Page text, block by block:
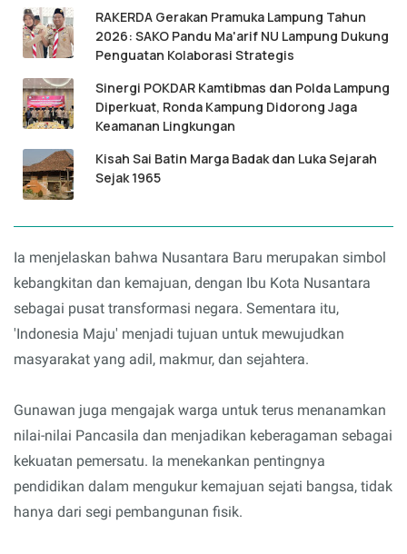
RAKERDA Gerakan Pramuka Lampung Tahun
2026: SAKO Pandu Ma'arif NU Lampung Dukung
Penguatan Kolaborasi Strategis
Sinergi POKDAR Kamtibmas dan Polda Lampung
Diperkuat, Ronda Kampung Didorong Jaga
Keamanan Lingkungan
Kisah Sai Batin Marga Badak dan Luka Sejarah
Sejak 1965
Ia menjelaskan bahwa Nusantara Baru merupakan simbol
kebangkitan dan kemajuan, dengan Ibu Kota Nusantara
sebagai pusat transformasi negara. Sementara itu,
'Indonesia Maju' menjadi tujuan untuk mewujudkan
masyarakat yang adil, makmur, dan sejahtera.
Gunawan juga mengajak warga untuk terus menanamkan
nilai-nilai Pancasila dan menjadikan keberagaman sebagai
kekuatan pemersatu. Ia menekankan pentingnya
pendidikan dalam mengukur kemajuan sejati bangsa, tidak
hanya dari segi pembangunan fisik.